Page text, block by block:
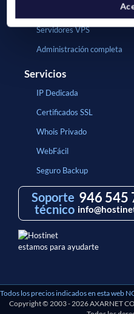
Servidores VPS
Administración completa
Servicios
IP Dedicada
Certificados SSL
Whois Privado
WebFácil
Seguro Backup
Soporte
técnico
946 545
estamos para ayudarte
Todos los precios indicados en esta web
Copyright © 2003 - 2026 AXARNET